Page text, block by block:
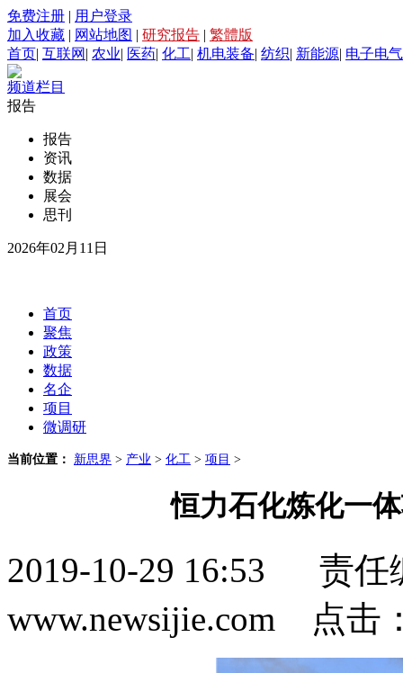
免费注册 | 用户登录
加入收藏 | 网站地图 | 研究报告 | 繁體版
首页| 互联网 | 农业| 医药| 化工| 机电装备| 纺织| 新能源| 电子电气
频道栏目
报告
报告
资讯
数据
展会
思刊
2026年02月11日
首页
聚焦
政策
数据
名企
项目
微调研
当前位置： 新思界 > 产业 > 化工 > 项目 >
恒力石化炼化一
2019-10-29 16:53 责
www.newsijie.com 点击